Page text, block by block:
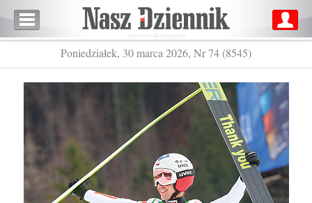
Poniedziałek, 30 marca 2026, Nr 74 (8545)